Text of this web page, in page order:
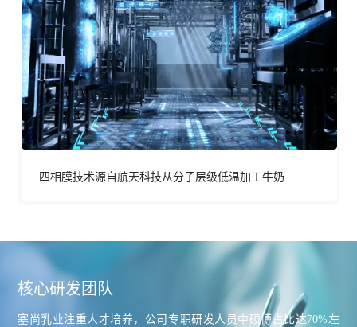
四相膜技术源自航天科技从分子层级低温加工牛奶
核心研发团队
塞尚乳业注重人才培养，公司专职研发人员中硕博占比达70%左